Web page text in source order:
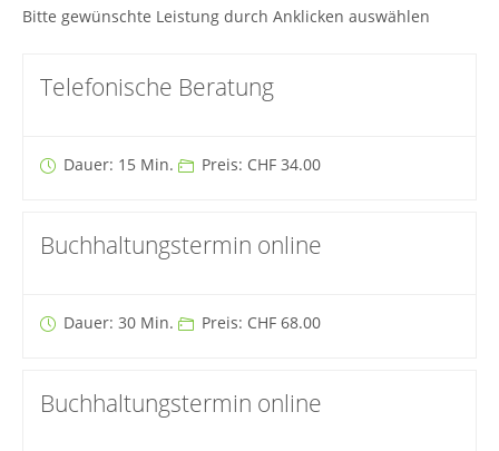
Bitte gewünschte Leistung durch Anklicken auswählen
Telefonische Beratung
Dauer: 15 Min. Preis: CHF 34.00
Buchhaltungstermin online
Dauer: 30 Min. Preis: CHF 68.00
Buchhaltungstermin online